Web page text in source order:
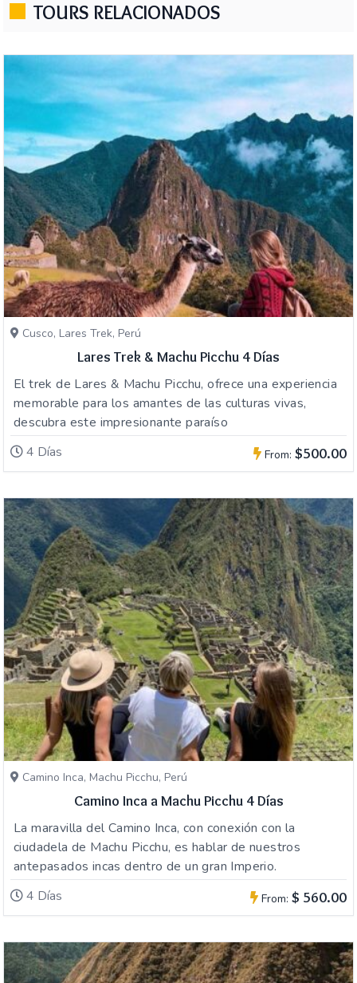
TOURS RELACIONADOS
Cusco, Lares Trek, Perú
Lares Trek & Machu Picchu 4 Días
El trek de Lares & Machu Picchu, ofrece una experiencia
memorable para los amantes de las culturas vivas,
descubra este impresionante paraíso
4 Días
From: $500.00
Camino Inca, Machu Picchu, Perú
Camino Inca a Machu Picchu 4 Días
La maravilla del Camino Inca, con conexión con la
ciudadela de Machu Picchu, es hablar de nuestros
antepasados incas dentro de un gran Imperio.
4 Días
From: $ 560.00